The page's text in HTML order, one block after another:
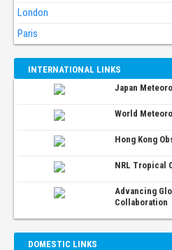
London
Paris
INTERNATIONAL LINKS
Japan
World
Hong Kong
NRL Tropical
Advancing
Collaboration
DOMESTIC LINKS